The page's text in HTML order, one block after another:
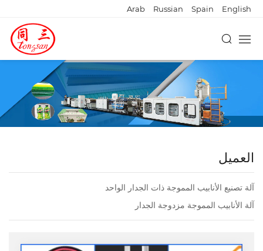
English
Spain
Russian
Arab
العميل
آلة تصنيع الأنابيب المموجة ذات الجدار الواحد
آلة الأنابيب المموجة مزدوجة الجدار